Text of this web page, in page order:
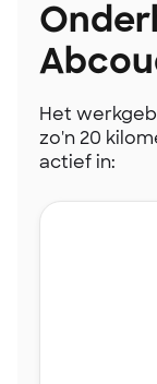
Het
zo'n 20
actief in: